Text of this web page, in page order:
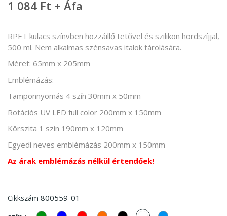
1 084 Ft + Áfa
RPET kulacs színvben hozzáillő tetővel és szilikon hordszíjjal,
500 ml. Nem alkalmas szénsavas italok tárolására.
Méret: 65mm x 205mm
Emblémázás:
Tamponnyomás 4 szín 30mm x 50mm
Rotációs UV LED full color 200mm x 150mm
Körszita 1 szín 190mm x 120mm
Egyedi neves emblémázás 200mm x 150mm
Az árak emblémázás nélkül értendőek!
Cikkszám 800559-01